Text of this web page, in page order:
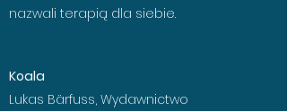
nazwali terapią dla siebie.
Koala
Lukas Bärfuss, Wydawnictwo